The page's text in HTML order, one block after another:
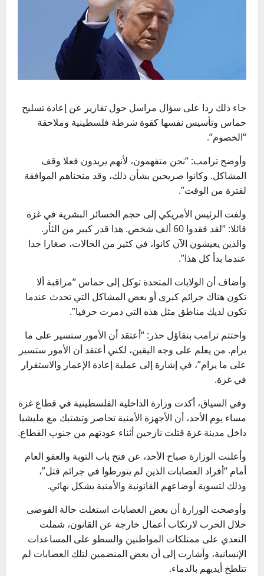
جاء ذلك ردا على سؤال مراسل حول تقارير عن إعادة تسليح
حماس وتأسيس نفسها كقوة شرطة فلسطينية وملاحقة
“الخصوم”.
وأوضح ترامب: “نحن متفهمون، لأنهم يريدون فعلا وقف
المشاكل. وكانوا صريحين بشأن ذلك، وقد منحناهم الموافقة
لفترة من الوقت”.
ولفت الرئيس الأمريكي إلى حجم الخسائر البشرية في غزة
قائلا: “لقد فقدوا 60 ألف شخص. هذا قدر كبير من الثأر.
والذين يعيشون الآن كانوا، في كثير من الحالات، صغارا جدا
عندما بدأ كل هذا”.
وأضاف أن الولايات المتحدة توكل إلى حماس “مراقبة ألا
تكون هناك جرائم كبرى أو بعض المشاكل التي تحدث عندما
تكون لديك مناطق مثل هذه التي دمرت حرفيا”.
واختتم ترامب بتفاؤل حذر: “أعتقد أن الأمور ستسير على ما
يرام. من يعلم على وجه اليقين، لكني أعتقد أن الأمور ستسير
على ما يرام”، في إشارة إلى عملية إعادة الإعمار والاستقرار
في غزة.
وفي السياق، أكدت وزارة الداخلية الفلسطينية في قطاع غزة
مساء يوم الأحد، أن الأجهزة الأمنية تحاصر وتشتبك مع مليشيا
داخل مدينة غزة قتلت نازحين أثناء عودتهم من جنوب القطاع.
وأعلنت الوزارة صباح الأحد، عن فتح باب التوبة والعفو العام
أمام “أفراد العصابات الذين لم يتورطوا في جرائم قتل”،
وذلك لتسوية أوضاعهم القانونية والأمنية بشكل نهائي.
وأوضحت الوزارة أن بعض العصابات استغلت حالة الفوضى
خلال الحرب لارتكاب أعمال خارجة عن القانون، شملت
التعدي على ممتلكات المواطنين والسطو على المساعدات
الإنسانية، وأشارت إلى أن بعض المنضمين لتلك العصابات لم
تتلطخ أيديهم بالدماء.